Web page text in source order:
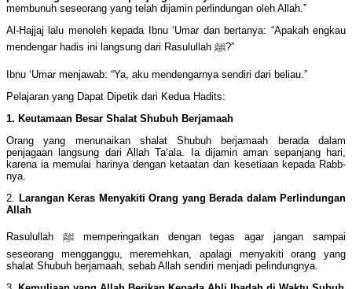
membunuh seseorang yang telah dijamin perlindungan oleh Allah.”
Al-Hajjaj lalu menoleh kepada Ibnu ‘Umar dan bertanya: “Apakah engkau
mendengar hadis ini langsung dari Rasulullah ﷺ?”
Ibnu ‘Umar menjawab: “Ya, aku mendengarnya sendiri dari beliau.”
Pelajaran yang Dapat Dipetik dari Kedua Hadits:
1. Keutamaan Besar Shalat Shubuh Berjamaah
Orang yang menunaikan shalat Shubuh berjamaah berada dalam
penjagaan langsung dari Allah Ta‘ala. Ia dijamin aman sepanjang hari,
karena ia memulai harinya dengan ketaatan dan kesetiaan kepada Rabb-
nya.
2. Larangan Keras Menyakiti Orang yang Berada dalam Perlindungan
Allah
Rasulullah ﷺ memperingatkan dengan tegas agar jangan sampai
seseorang mengganggu, meremehkan, apalagi menyakiti orang yang
shalat Shubuh berjamaah, sebab Allah sendiri menjadi pelindungnya.